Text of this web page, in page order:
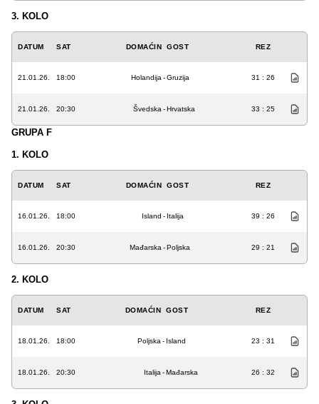
3. KOLO
DATUM SAT DOMAĆIN GOST REZ
21.01.26. 18:00 Holandija -Gruzija 31 : 26
21.01.26. 20:30 Švedska -Hrvatska 33 : 25
GRUPA F
1. KOLO
DATUM SAT DOMAĆIN GOST REZ
16.01.26. 18:00 Island - Italija 39 : 26
16.01.26. 20:30 Mađarska -Poljska 29 : 21
2. KOLO
DATUM SAT DOMAĆIN GOST REZ
18.01.26. 18:00 Poljska - Island 23 : 31
18.01.26. 20:30 Italija -Mađarska 26 : 32